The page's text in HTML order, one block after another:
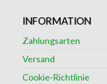
INFORMATION
Zahlungsarten
Versand
Cookie-Richtlinie